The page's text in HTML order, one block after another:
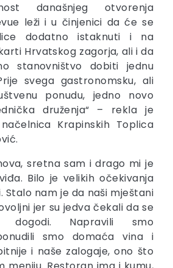
današnjeg otvorenja
leži i u činjenici da će se
dodatno istaknuti i na
Hrvatskog zagorja, ali i da
stanovništvo dobiti jednu
svega gastronomsku, ali
ponudu, jedno novo
druženja“ – rekla je
Krapinskih Toplica
sretna sam i drago mi je
Bilo je velikih očekivanja
Stalo nam je da naši mještani
jer su jedva čekali da se
dogodi. Napravili smo
smo domaća vina i
i naše zalogaje, ono što